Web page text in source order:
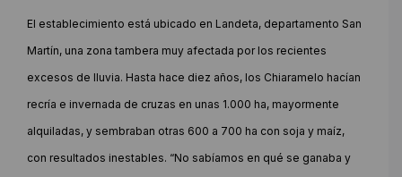
El establecimiento está ubicado en Landeta, departamento San
Martín, una zona tambera muy afectada por los recientes
excesos de lluvia. Hasta hace diez años, los Chiaramelo hacían
recría e invernada de cruzas en unas 1.000 ha, mayormente
alquiladas, y sembraban otras 600 a 700 ha con soja y maíz,
con resultados inestables. “No sabíamos en qué se ganaba y